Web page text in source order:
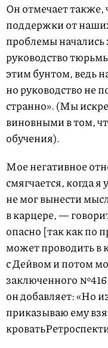
Он отмечает также,
поддержки от
проблемы
руководство
этим бунтом, ведь
но руководство не
странно». (Мы
виновными в том,
обучения).
Мое негативное
смягчается, когда
не мог вынести
в карцере, —
опасно [так как по
может проводить в
с Дейвом и потом
заключенного №416
он добавляет: «Но
приказываю ему
кровать